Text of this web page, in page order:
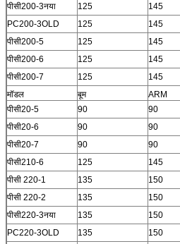
पीसी200-3नया
125 145
PC200-3OLD
125 145
पीसी200-5
125 145
पीसी200-6
125 145
पीसी200-7
125 145
मॉडल
बूम ARM
पीसी20-5
90 90
पीसी20-6
90 90
पीसी20-7
90 90
पीसी210-6
125 145
पीसी 220-1
135 150
पीसी 220-2
135 150
पीसी220-3नया
135 150
PC220-3OLD
135 150